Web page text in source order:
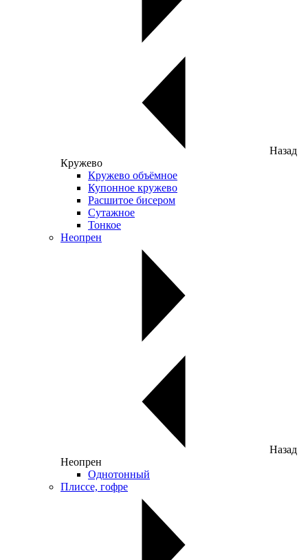
Назад
Кружево
Кружево объёмное
Купонное кружево
Расшитое бисером
Сутажное
Тонкое
Неопрен
Назад
Неопрен
Однотонный
Плиссе, гофре